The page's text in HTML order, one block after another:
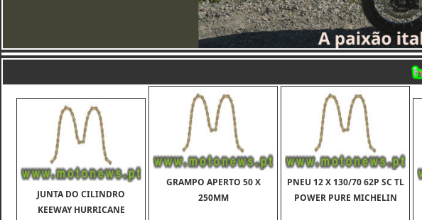
JUNTA DO CILINDRO
KEEWAY HURRICANE
GRAMPO APERTO 50 X
250MM
PNEU 12 X 130/70 62P SC TL
POWER PURE MICHELIN